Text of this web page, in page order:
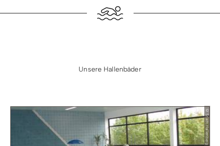
Unsere Hallenbäder
© Stadt Hallenberg